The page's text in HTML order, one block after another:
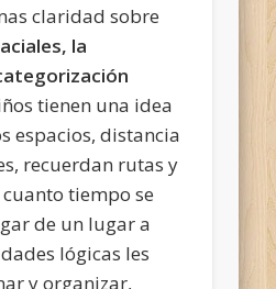
claridad sobre
la
tienen una idea
espacios, distancia
recuerdan rutas y
tiempo se
de un lugar a
lógicas les
y organizar,